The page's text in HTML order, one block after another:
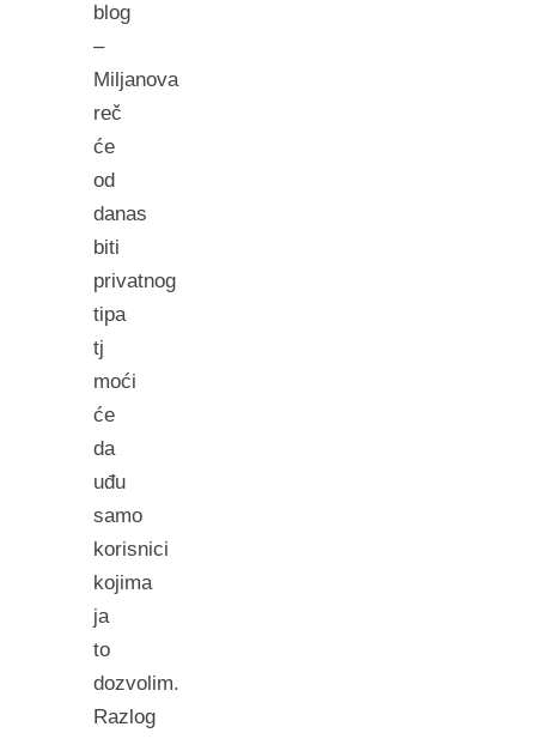
blog
–
Miljanova
reč
će
od
danas
biti
privatnog
tipa
tj
moći
će
da
uđu
samo
korisnici
kojima
ja
to
dozvolim.
Razlog